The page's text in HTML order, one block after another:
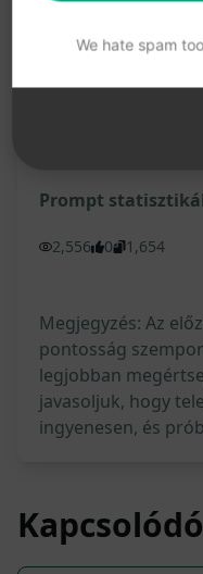
figyelmének
Prompt
2,556 0 1,654
Megjegyzés: Az
pontosság
legjobban
javasoljuk, hogy
ingyenesen, és
We hate spam